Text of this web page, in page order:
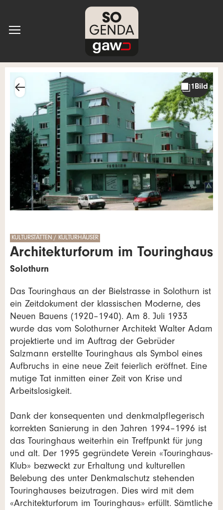
KULTURSTÄTTEN / KULTURHÄUSER
Architekturforum im Touringhaus
Solothurn
Das Touringhaus an der Bielstrasse in Solothurn ist
ein Zeitdokument der klassischen Moderne, des
Neuen Bauens (1920–1940). Am 8. Juli 1933
wurde das vom Solothurner Architekt Walter Adam
projektierte und im Auftrag der Gebrüder
Salzmann erstellte Touringhaus als Symbol eines
Aufbruchs in eine neue Zeit feierlich eröffnet. Eine
mutige Tat inmitten einer Zeit von Krise und
Arbeitslosigkeit.
Dank der konsequenten und denkmalpflegerisch
korrekten Sanierung in den Jahren 1994–1996 ist
das Touringhaus weiterhin ein Treffpunkt für jung
und alt. Der 1995 gegründete Verein «Touringhaus-
Klub» bezweckt zur Erhaltung und kulturellen
Belebung des unter Denkmalschutz stehenden
Touringhauses beizutragen. Dies wird mit dem
«Architekturforum im Touringhaus» erfüllt. Sämtliche